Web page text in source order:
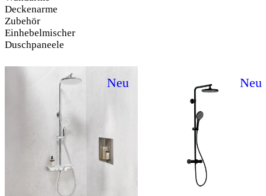
Neu Neu
Deckenarme
Zubehör
Einhebelmischer
Duschpaneele